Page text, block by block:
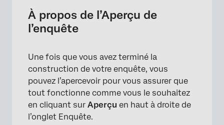
Bannière de l’Aperçu
Aperçu des réponses
Partager l’aperçu
Autres modes d’aperçu
Tester/afficher l’aperçu de votre enquête
avec des données intégrées
À propos de l’Aperçu de
l’enquête
Une fois que vous avez terminé la
construction de votre enquête, vous
pouvez l’apercevoir pour vous assurer que
tout fonctionne comme vous le souhaitez
en cliquant sur Aperçu en haut à droite de
l’onglet Enquête.